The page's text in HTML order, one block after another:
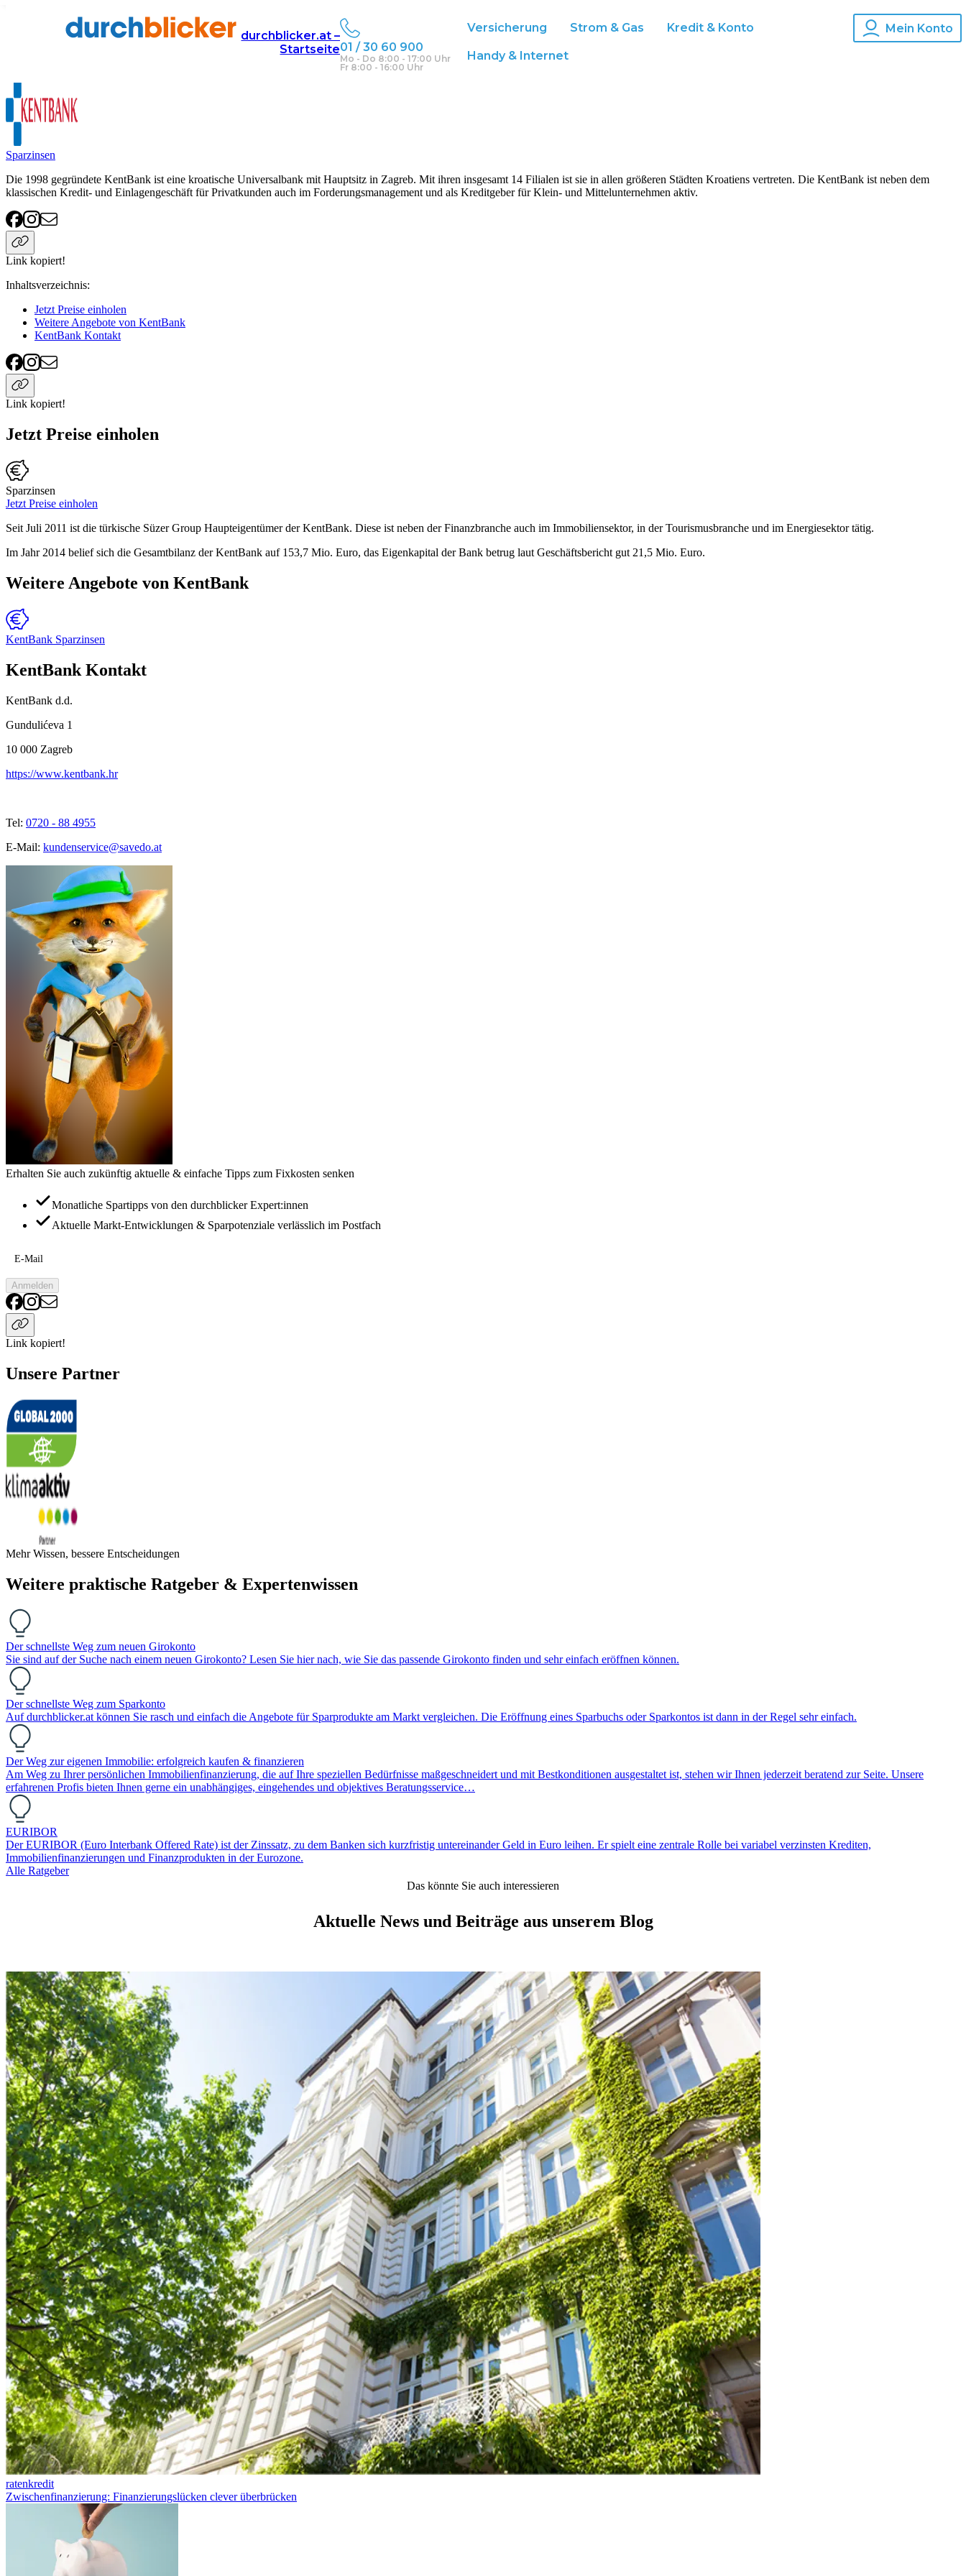
durchblicker.at –
Startseite01 / 30 60 900
Mo - Do 8:00 - 17:00 Uhr
Fr 8:00 - 16:00 Uhr
Versicherung Strom & Gas Kredit & Konto
Handy & Internet
Mein Konto
Finanzen KentBank
Sparzinsen
Die 1998 gegründete KentBank ist eine kroatische Universalbank mit Hauptsitz in Zagreb. Mit ihren insgesamt 14 Filialen ist sie in allen größeren Städten Kroatiens vertreten. Die KentBank ist neben dem
klassischen Kredit- und Einlagengeschäft für Privatkunden auch im Forderungsmanagement und als Kreditgeber für Klein- und Mittelunternehmen aktiv.
Link kopiert!
Inhaltsverzeichnis:
Jetzt Preise einholen
Weitere Angebote von KentBank
KentBank Kontakt
Link kopiert!
Jetzt Preise einholen
Sparzinsen
Jetzt Preise einholen
Seit Juli 2011 ist die türkische Süzer Group Haupteigentümer der KentBank. Diese ist neben der Finanzbranche auch im Immobiliensektor, in der Tourismusbranche und im Energiesektor tätig.
Im Jahr 2014 belief sich die Gesamtbilanz der KentBank auf 153,7 Mio. Euro, das Eigenkapital der Bank betrug laut Geschäftsbericht gut 21,5 Mio. Euro.
Weitere Angebote von KentBank
KentBank Sparzinsen
KentBank Kontakt
KentBank d.d.
Gundulićeva 1
10 000 Zagreb
https://www.kentbank.hr
Tel: 0720 - 88 4955
E-Mail: kundenservice@savedo.at
Erhalten Sie auch zukünftig aktuelle & einfache Tipps zum Fixkosten senken
Monatliche Spartipps von den durchblicker Expert:innen
Aktuelle Markt-Entwicklungen & Sparpotenziale verlässlich im Postfach
E-Mail
Anmelden
Link kopiert!
Unsere Partner
Mehr Wissen, bessere Entscheidungen
Weitere praktische Ratgeber & Expertenwissen
Der schnellste Weg zum neuen Girokonto
Sie sind auf der Suche nach einem neuen Girokonto? Lesen Sie hier nach, wie Sie das passende Girokonto finden und sehr einfach eröffnen können.
Der schnellste Weg zum Sparkonto
Auf durchblicker.at können Sie rasch und einfach die Angebote für Sparprodukte am Markt vergleichen. Die Eröffnung eines Sparbuchs oder Sparkontos ist dann in der Regel sehr einfach.
Der Weg zur eigenen Immobilie: erfolgreich kaufen & finanzieren
Am Weg zu Ihrer persönlichen Immobilienfinanzierung, die auf Ihre speziellen Bedürfnisse maßgeschneidert und mit Bestkonditionen ausgestaltet ist, stehen wir Ihnen jederzeit beratend zur Seite. Unsere
erfahrenen Profis bieten Ihnen gerne ein unabhängiges, eingehendes und objektives Beratungsservice…
EURIBOR
Der EURIBOR (Euro Interbank Offered Rate) ist der Zinssatz, zu dem Banken sich kurzfristig untereinander Geld in Euro leihen. Er spielt eine zentrale Rolle bei variabel verzinsten Krediten,
Immobilienfinanzierungen und Finanzprodukten in der Eurozone.
Alle Ratgeber
Das könnte Sie auch interessieren
Aktuelle News und Beiträge aus unserem Blog
ratenkredit
Zwischenfinanzierung: Finanzierungslücken clever überbrücken